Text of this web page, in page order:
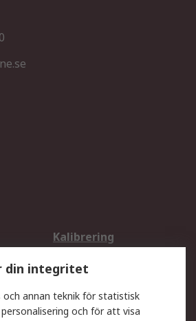
Kalibrering
Teknisk Support
Exportlösningar
din integritet
och annan teknik för statistisk
och för att visa